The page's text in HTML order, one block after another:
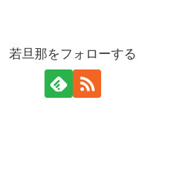
若旦那をフォローする